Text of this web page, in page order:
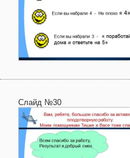
Слайд №30